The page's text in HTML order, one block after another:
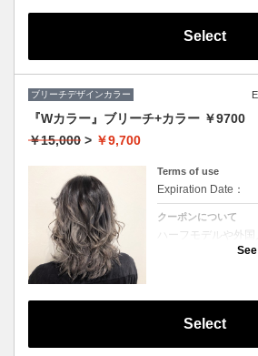
★ボリュームがほしい、スタイリングも楽に
Select
ブリーチデザインカラー
『Wカラー』ブリーチ+カラー ￥9700
￥15,000 > ￥9,700
Terms of use
Expiration Date：
クーポンについて
ハーフモデルや外
や、鮮やかな色をご
グラデーション、
ございます。
Select